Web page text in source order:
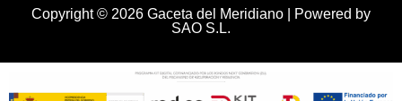
Copyright © 2026 Gaceta del Meridiano | Powered by
SAO S.L.